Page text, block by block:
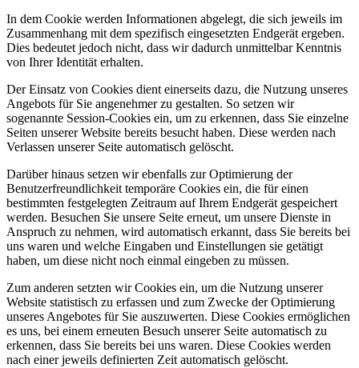
In dem Cookie werden Informationen abgelegt, die sich jeweils im
Zusammenhang mit dem spezifisch eingesetzten Endgerät ergeben.
Dies bedeutet jedoch nicht, dass wir dadurch unmittelbar Kenntnis
von Ihrer Identität erhalten.
Der Einsatz von Cookies dient einerseits dazu, die Nutzung unseres
Angebots für Sie angenehmer zu gestalten. So setzen wir
sogenannte Session-Cookies ein, um zu erkennen, dass Sie einzelne
Seiten unserer Website bereits besucht haben. Diese werden nach
Verlassen unserer Seite automatisch gelöscht.
Darüber hinaus setzen wir ebenfalls zur Optimierung der
Benutzerfreundlichkeit temporäre Cookies ein, die für einen
bestimmten festgelegten Zeitraum auf Ihrem Endgerät gespeichert
werden. Besuchen Sie unsere Seite erneut, um unsere Dienste in
Anspruch zu nehmen, wird automatisch erkannt, dass Sie bereits bei
uns waren und welche Eingaben und Einstellungen sie getätigt
haben, um diese nicht noch einmal eingeben zu müssen.
Zum anderen setzten wir Cookies ein, um die Nutzung unserer
Website statistisch zu erfassen und zum Zwecke der Optimierung
unseres Angebotes für Sie auszuwerten. Diese Cookies ermöglichen
es uns, bei einem erneuten Besuch unserer Seite automatisch zu
erkennen, dass Sie bereits bei uns waren. Diese Cookies werden
nach einer jeweils definierten Zeit automatisch gelöscht.